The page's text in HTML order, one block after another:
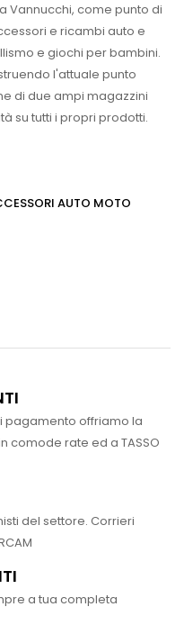
Vannucchi, come punto di
e ricambi auto e
e giochi per bambini.
l'attuale punto
di due ampi magazzini
su tutti i propri prodotti.
AUTO MOTO
pagamento offriamo la
comode rate ed a TASSO
del settore. Corrieri
a tua completa